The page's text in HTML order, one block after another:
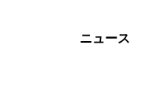
ニュース